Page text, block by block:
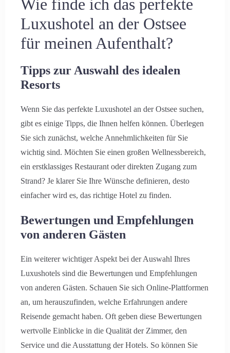
Wie finde ich das perfekte
Luxushotel an der Ostsee
für meinen Aufenthalt?
Tipps zur Auswahl des idealen
Resorts
Wenn Sie das perfekte Luxushotel an der Ostsee suchen,
gibt es einige Tipps, die Ihnen helfen können. Überlegen
Sie sich zunächst, welche Annehmlichkeiten für Sie
wichtig sind. Möchten Sie einen großen Wellnessbereich,
ein erstklassiges Restaurant oder direkten Zugang zum
Strand? Je klarer Sie Ihre Wünsche definieren, desto
einfacher wird es, das richtige Hotel zu finden.
Bewertungen und Empfehlungen
von anderen Gästen
Ein weiterer wichtiger Aspekt bei der Auswahl Ihres
Luxushotels sind die Bewertungen und Empfehlungen
von anderen Gästen. Schauen Sie sich Online-Plattformen
an, um herauszufinden, welche Erfahrungen andere
Reisende gemacht haben. Oft geben diese Bewertungen
wertvolle Einblicke in die Qualität der Zimmer, den
Service und die Ausstattung der Hotels. So können Sie